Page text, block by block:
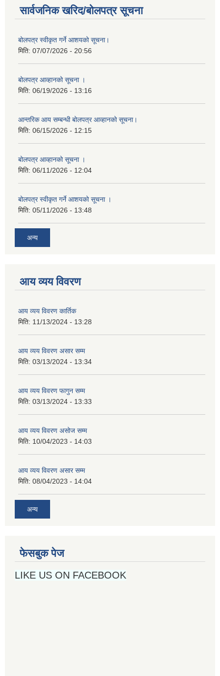
सार्वजनिक खरिद/बोलपत्र सूचना
बोलपत्र स्वीकृत गर्ने आशयको सूचना।
मिति: 07/07/2026 - 20:56
बोलपत्र आव्हानको सूचना ।
मिति: 06/19/2026 - 13:16
आन्तरिक आय सम्बन्धी बोलपत्र आव्हानको सूचना।
मिति: 06/15/2026 - 12:15
बोलपत्र आव्हानको सूचना ।
मिति: 06/11/2026 - 12:04
बोलपत्र स्वीकृत गर्ने आशयको सूचना ।
मिति: 05/11/2026 - 13:48
अन्य
आय व्यय विवरण
आय व्यय विवरण कार्तिक
मिति: 11/13/2024 - 13:28
आय व्यय विवरण असार सम्म
मिति: 03/13/2024 - 13:34
आय व्यय विवरण फागुन सम्म
मिति: 03/13/2024 - 13:33
आय व्यय विवरण असोज सम्म
मिति: 10/04/2023 - 14:03
आय व्यय विवरण असार सम्म
मिति: 08/04/2023 - 14:04
अन्य
फेसबुक पेज
LIKE US ON FACEBOOK